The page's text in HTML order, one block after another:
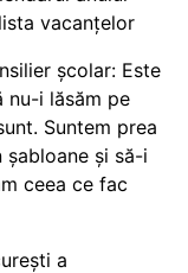
vacanțelor
școlar: Este
nu-i lăsăm pe
Suntem prea
și să-i
ceea ce fac
a